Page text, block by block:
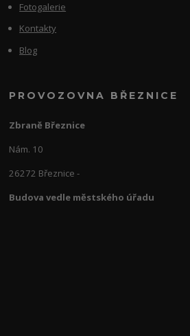
Fotogalerie
Kontakty
Blog
PROVOZOVNA BŘEZNICE
Zbraně Březnice
Nám. 10
26272 Březnice -
Budova vedle městského úřadu